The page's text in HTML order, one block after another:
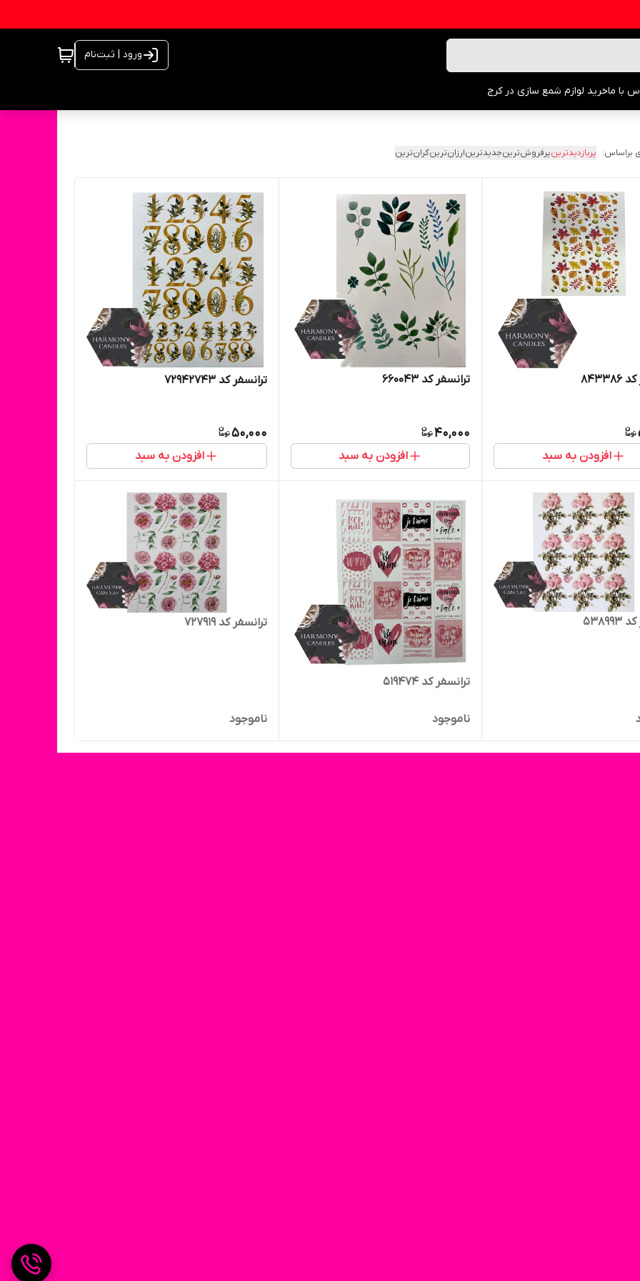
ورود | ثبت‌نام
با ماخرید لوازم شمع سازی در کرج
براساس: پربازدیدترینپرفروش‌ترینجدیدترینارزان‌ترینگران‌ترین
افزودن به سبد
ترانسفر کد ۶۶۰۰۴۳
40,000
افزودن به سبد
ترانسفر کد 72942743
50,000
افزودن به سبد
ترانسفر کد ۵۱۹۴۷۴
ناموجود
ترانسفر کد ۷۲۷۹۱۹
ناموجود